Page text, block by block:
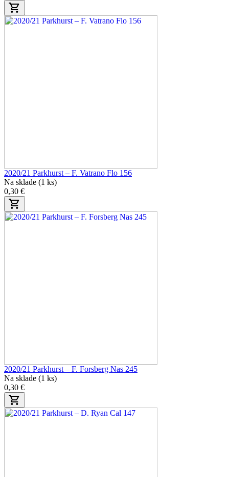
2020/21 Parkhurst – F. Vatrano Flo 156
Na sklade (1 ks)
0,30 €
2020/21 Parkhurst – F. Forsberg Nas 245
Na sklade (1 ks)
0,30 €